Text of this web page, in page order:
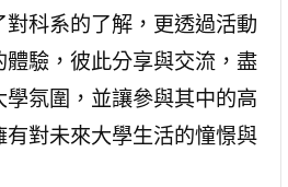
對科系的了解，更透過活動
體驗，彼此分享與交流，盡
學氛圍，並讓參與其中的高
有對未來大學生活的憧憬與